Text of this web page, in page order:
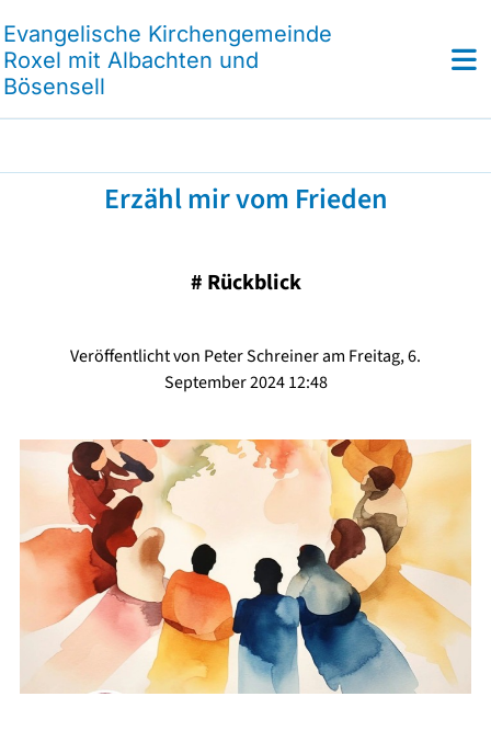
Evangelische Kirchengemeinde
Roxel mit Albachten und
Bösensell
Erzähl mir vom Frieden
# Rückblick
Veröffentlicht von Peter Schreiner am Freitag, 6.
September 2024 12:48